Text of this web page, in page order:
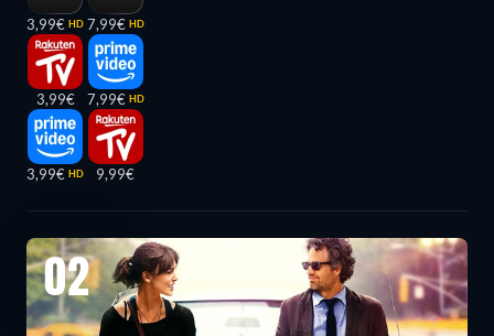
3,99€ HD
3,99€
3,99€ HD
7,99€ HD
7,99€ HD
9,99€
02